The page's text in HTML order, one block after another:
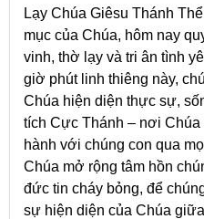
Lạy Chúa Giêsu Thánh
mục của Chúa, hôm nay
vinh, thờ lạy và tri ân tình
giờ phút linh thiêng này,
Chúa hiện diện thực sự,
tích Cực Thánh – nơi Chúa
hành với chúng con qua
Chúa mở rộng tâm hồn
đức tin cháy bỏng, để
sự hiện diện của Chúa